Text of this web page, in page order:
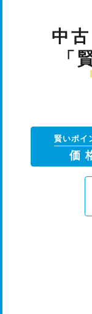
中
「
賢いポイ
価